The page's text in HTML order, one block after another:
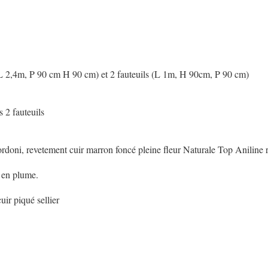
2,4m, P 90 cm H 90 cm) et 2 fauteuils (L 1m, H 90cm, P 90 cm)
2 fauteuils
revetement cuir marron foncé pleine fleur Naturale Top Aniline
plume.
piqué sellier